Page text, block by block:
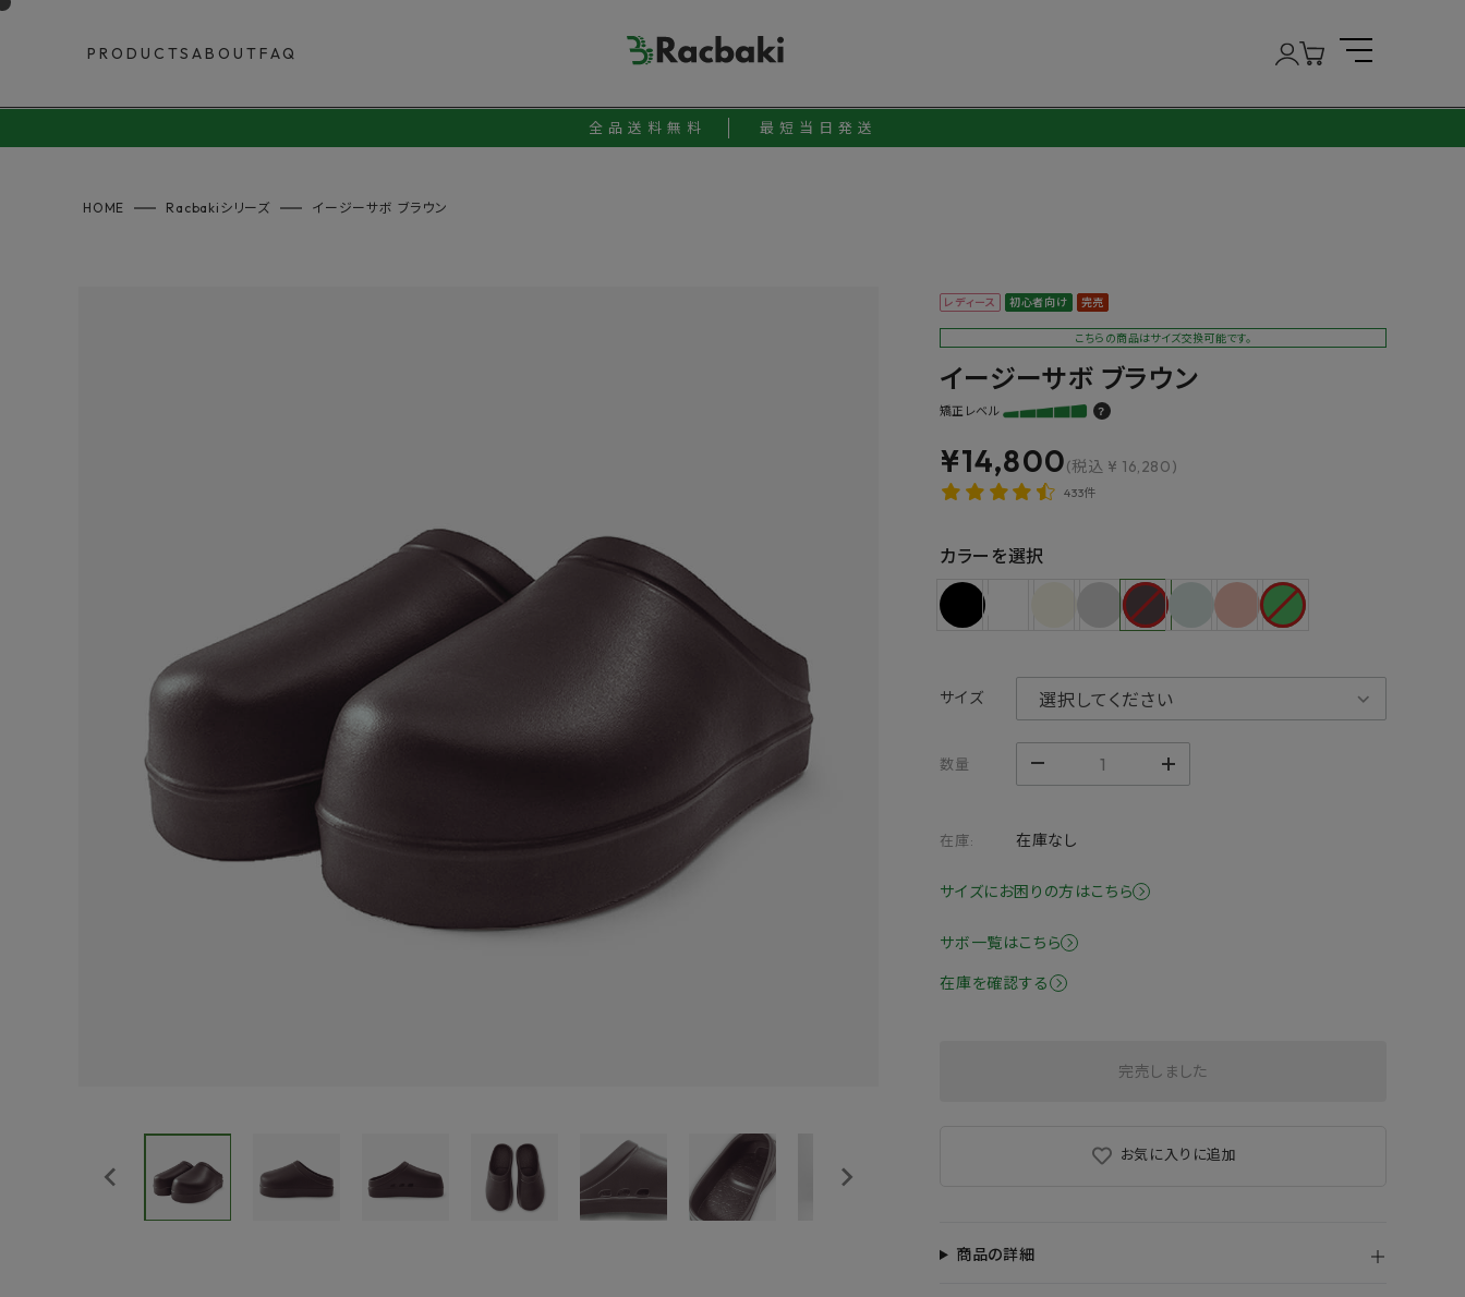
PRODUCTS ABOUTFAQ
全品送料無料 最短当日発送
HOME Racbakiシリーズ イージーサボ ブラウン
レディース 初心者向け 完売
こちらの商品はサイズ交換可能です。
イージーサボ ブラウン
矯正レベル ？
¥14,800(税込 ¥ 16,280)
433件
カラーを選択
サイズ
数量
在庫: 在庫なし
サイズにお困りの方はこちら
サボ一覧はこちら
在庫を確認する
完売しました
お気に入りに追加
商品の詳細